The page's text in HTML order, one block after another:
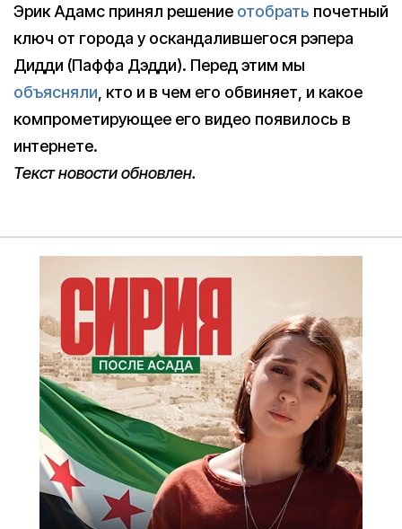
Эрик Адамс принял решение отобрать почетный
ключ от города у оскандалившегося рэпера
Дидди (Паффа Дэдди). Перед этим мы
объясняли, кто и в чем его обвиняет, и какое
компрометирующее его видео появилось в
интернете.
Текст новости обновлен.